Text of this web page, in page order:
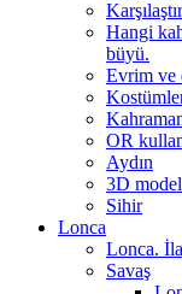
Hangi
büyü.
Evrim ve
OR
Aydın
3D
Sihir
Lonca
Lonca.
Savaş